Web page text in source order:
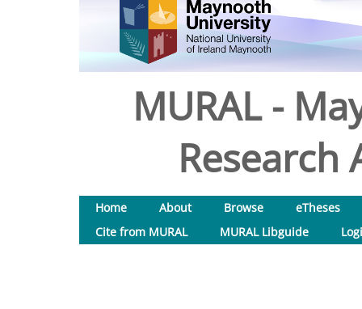
MURAL -
Research
Home About Browse
eTheses
Cite from MURAL
MURAL Libguide